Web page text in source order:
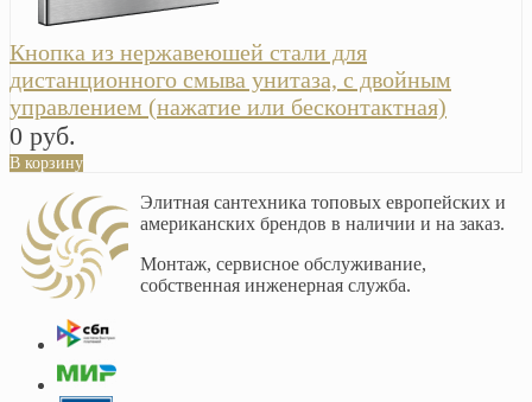
Кнопка из нержавеюшей стали для
дистанционного смыва унитаза, с двойным
управлением (нажатие или бесконтактная)
0 руб.
В корзину
Элитная сантехника топовых европейских и
американских брендов в наличии и на заказ.
Монтаж, сервисное обслуживание,
собственная инженерная служба.